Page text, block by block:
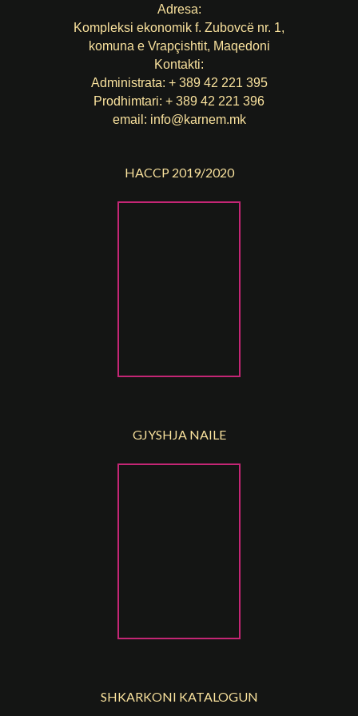
Adresa:
Kompleksi ekonomik f. Zubovcë nr. 1,
komuna е Vrapçishtit, Maqedoni
Kontakti:
Administrata: + 389 42 221 395
Prodhimtari: + 389 42 221 396
email: info@karnem.mk
HACCP 2019/2020
GJYSHJA NAILE
SHKARKONI KATALOGUN